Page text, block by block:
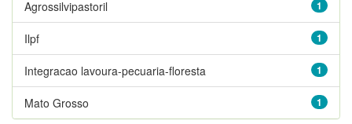
1
Agrossilvipastoril
1
Ilpf
1
Integracao lavoura-pecuaria-floresta
1
Mato Grosso